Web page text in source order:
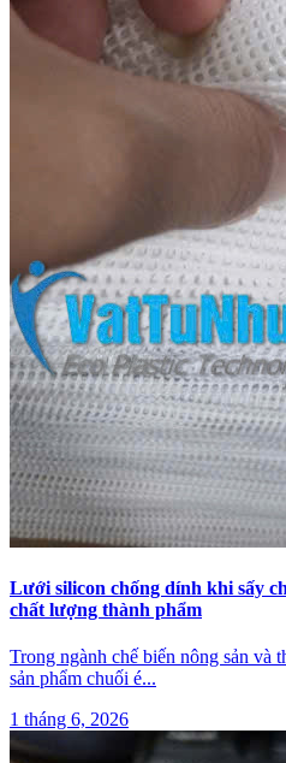
Lưới silicon chống dính khi sấy
chất lượng thành phẩm
Trong ngành chế biến nông sản và
sản phẩm chuối é...
1 tháng 6, 2026